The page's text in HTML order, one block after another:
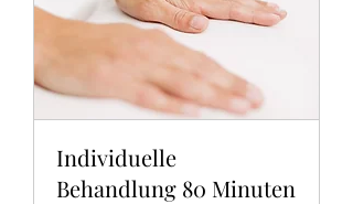
Individuelle
Behandlung 80 Minuten